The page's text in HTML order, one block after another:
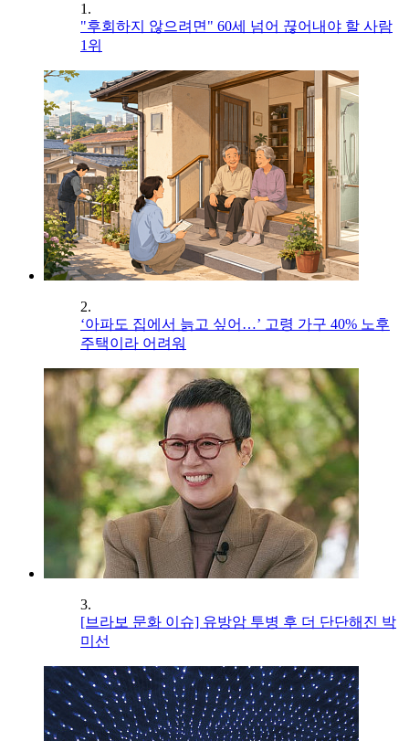
1.
"후회하지 않으려면" 60세 넘어 끊어내야 할 사람
1위
2.
‘아파도 집에서 늙고 싶어…’ 고령 가구 40% 노후
주택이라 어려워
3.
[브라보 문화 이슈] 유방암 투병 후 더 단단해진 박
미선